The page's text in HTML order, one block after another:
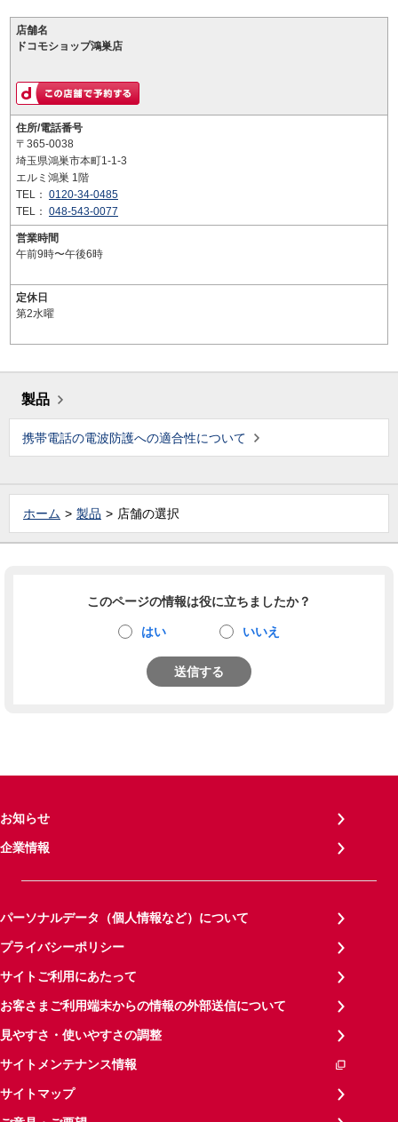
店舗名
ドコモショップ鴻巣店
住所/電話番号
〒365-0038
埼玉県鴻巣市本町1-1-3
エルミ鴻巣 1階
TEL： 0120-34-0485
TEL： 048-543-0077
営業時間
午前9時〜午後6時
定休日
第2水曜
製品
携帯電話の電波防護への適合性について
ホーム 製品 店舗の選択
このページの情報は役に立ちましたか？
はい いいえ
送信する
お知らせ
企業情報
パーソナルデータ（個人情報など）について
プライバシーポリシー
サイトご利用にあたって
お客さまご利用端末からの情報の外部送信について
見やすさ・使いやすさの調整
サイトメンテナンス情報
サイトマップ